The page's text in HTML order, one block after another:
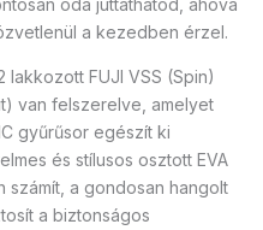
a kezedben érzel.
lakkozott FUJI VSS (Spin)
van felszerelve, amelyet
gyűrűsor egészít ki
és stílusos osztott EVA
számít, a gondosan hangolt
a biztonságos